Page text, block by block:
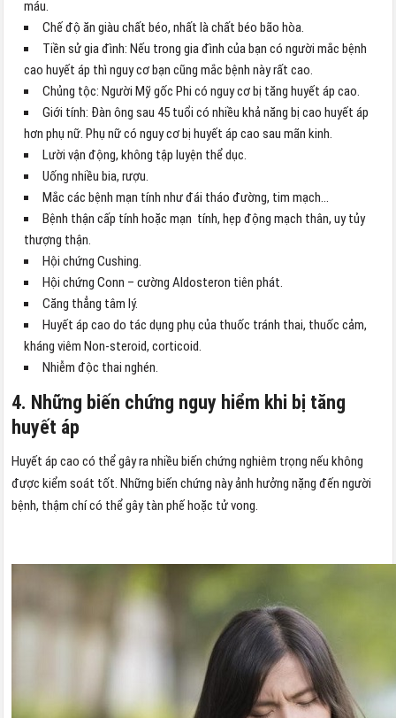
máu.
Chế độ ăn giàu chất béo, nhất là chất béo bão hòa.
Tiền sử gia đình: Nếu trong gia đình của bạn có người mắc bệnh
cao huyết áp thì nguy cơ bạn cũng mắc bệnh này rất cao.
Chủng tộc: Người Mỹ gốc Phi có nguy cơ bị tăng huyết áp cao.
Giới tính: Đàn ông sau 45 tuổi có nhiều khả năng bị cao huyết áp
hơn phụ nữ. Phụ nữ có nguy cơ bị huyết áp cao sau mãn kinh.
Lười vận động, không tập luyện thể dục.
Uống nhiều bia, rượu.
Mắc các bệnh mạn tính như đái tháo đường, tim mạch…
Bệnh thận cấp tính hoặc mạn tính, hẹp động mạch thân, uy tủy
thượng thận.
Hội chứng Cushing.
Hội chứng Conn – cường Aldosteron tiên phát.
Căng thẳng tâm lý.
Huyết áp cao do tác dụng phụ của thuốc tránh thai, thuốc cảm,
kháng viêm Non-steroid, corticoid.
Nhiễm độc thai nghén.
4. Những biến chứng nguy hiểm khi bị tăng
huyết áp
Huyết áp cao có thể gây ra nhiều biến chứng nghiêm trọng nếu không
được kiểm soát tốt. Những biến chứng này ảnh hưởng nặng đến người
bệnh, thậm chí có thể gây tàn phế hoặc tử vong.